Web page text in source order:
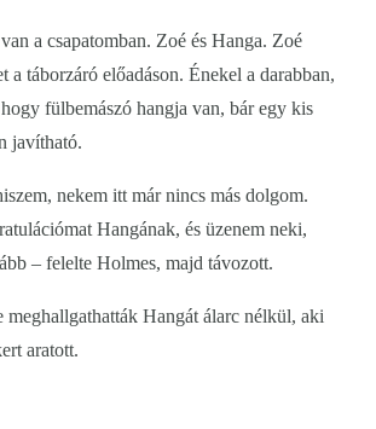
a csapatomban. Zoé és Hanga. Zoé
a táborzáró előadáson. Énekel a darabban,
fülbemászó hangja van, bár egy kis
javítható.
nekem itt már nincs más dolgom.
Hangának, és üzenem neki,
– felelte Holmes, majd távozott.
meghallgathatták Hangát álarc nélkül, aki
aratott.